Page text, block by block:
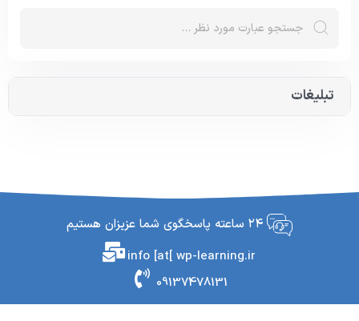
تبلیغات
۲۴ ساعته پاسخگوی شما عزیزان هستیم
info [at[ wp-learning.ir
09137478131